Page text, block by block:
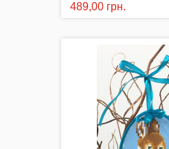
Маски захисні
489,00 грн.